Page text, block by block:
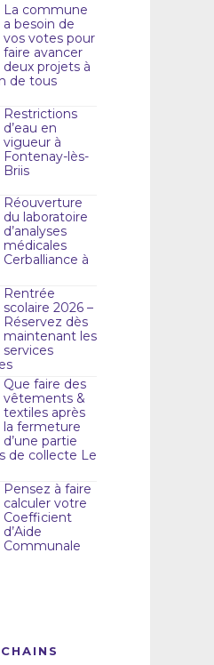
La commune
a besoin de
vos votes pour
faire avancer
deux projets à
de tous
Restrictions
d’eau en
vigueur à
Fontenay-lès-
Briis
Réouverture
du laboratoire
d’analyses
médicales
Cerballiance à
Rentrée
scolaire 2026 –
Réservez dès
maintenant les
services
Que faire des
vêtements &
textiles après
la fermeture
d’une partie
de collecte Le
Pensez à faire
calculer votre
Coefficient
d’Aide
Communale